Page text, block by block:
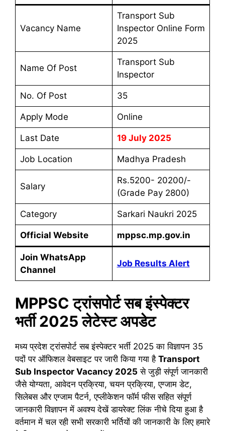
Vacancy Name
Transport Sub
Inspector Online Form
2025
Name Of Post
Transport Sub
Inspector
No. Of Post 35
Apply Mode Online
Last Date 19 July 2025
Job Location Madhya Pradesh
Salary
Rs.5200- 20200/-
(Grade Pay 2800)
Category Sarkari Naukri 2025
Official Website mppsc.mp.gov.in
Join WhatsApp
Channel
Job Results Alert
MPPSC ट्रांसपोर्ट सब इंस्पेक्टर
भर्ती2025 लेटेस्ट अपडेट
मध्य प्रदेश ट्रांसपोर्ट सब इंस्पेक्टर भर्ती 2025 का विज्ञापन 35
पदों पर ऑफिशल वेबसाइट पर जारी किया गया है Transport
Sub Inspector Vacancy 2025 से जुड़ी संपूर्ण जानकारी
जैसे योग्यता, आवेदन प्रक्रिया, चयन प्रक्रिया, एग्जाम डेट,
सिलेबस और एग्जाम पैटर्न, एप्लीकेशन फॉर्म फीस सहित संपूर्ण
जानकारी विज्ञापन में अवश्य देखें डायरेक्ट लिंक नीचे दिया हुआ है
वर्तमान में चल रही सभी सरकारी भर्तियों की जानकारी के लिए हमारे